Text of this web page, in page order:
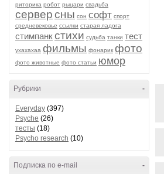
риторика робот рыцари свадьба
серверсны сон софт спорт
средневековье ссылки старая ладога
стимпанкстихи судьба танки тест
ухахахаа фильмы фонарик фото
фото животные фото статьи юмор
-
Рубрики
Everyday (397)
Psyche (26)
тесты (18)
Psycho research (10)
-
Подписка по e-mail